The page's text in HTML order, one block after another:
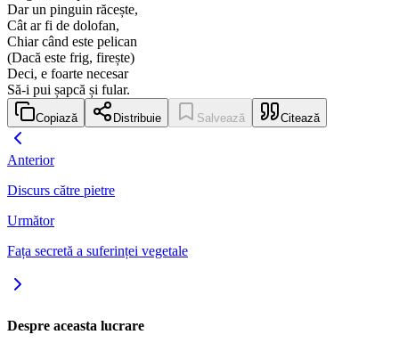
Dar un pinguin răcește,
Cât ar fi de dolofan,
Chiar când este pelican
(Dacă este frig, firește)
Deci, e foarte necesar
Să-i pui șapcă și fular.
Copiază Distribuie Salvează Citează
Anterior
Discurs către pietre
Următor
Fața secretă a suferinței vegetale
Despre aceasta lucrare